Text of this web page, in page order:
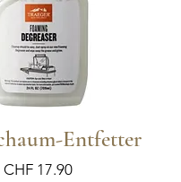
Entfetter
Preis
CHF 17.90